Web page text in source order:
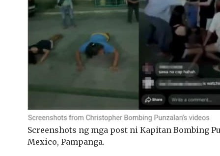
Screenshots ng mga post ni Kapitan Bombing
Mexico, Pampanga.